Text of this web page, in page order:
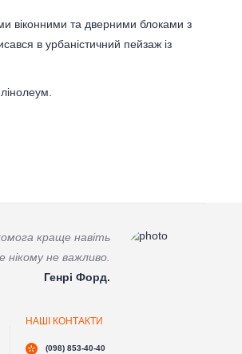
віконними та дверними блоками з
в урбаністичний пейзаж із
краще навіть
нікому не важливо.
Генрі Форд.
НАШІ КОНТАКТИ
(098) 853-40-40